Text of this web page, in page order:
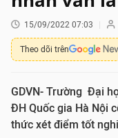
15/09/2022 07:03
Theo dõi trên
GDVN- Trường Đại
ĐH Quốc gia Hà Nội
thức xét điểm tốt